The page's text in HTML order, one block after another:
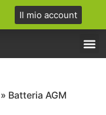
Il mio account
» Batteria AGM